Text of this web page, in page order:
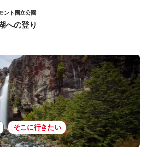
ント国立公園
への登り
そこに行きたい